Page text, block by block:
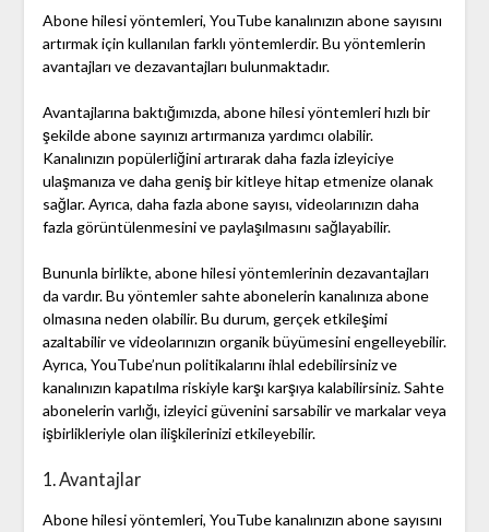
Abone hilesi yöntemleri, YouTube kanalınızın abone sayısını
artırmak için kullanılan farklı yöntemlerdir. Bu yöntemlerin
avantajları ve dezavantajları bulunmaktadır.
Avantajlarına baktığımızda, abone hilesi yöntemleri hızlı bir
şekilde abone sayınızı artırmanıza yardımcı olabilir.
Kanalınızın popülerliğini artırarak daha fazla izleyiciye
ulaşmanıza ve daha geniş bir kitleye hitap etmenize olanak
sağlar. Ayrıca, daha fazla abone sayısı, videolarınızın daha
fazla görüntülenmesini ve paylaşılmasını sağlayabilir.
Bununla birlikte, abone hilesi yöntemlerinin dezavantajları
da vardır. Bu yöntemler sahte abonelerin kanalınıza abone
olmasına neden olabilir. Bu durum, gerçek etkileşimi
azaltabilir ve videolarınızın organik büyümesini engelleyebilir.
Ayrıca, YouTube’nun politikalarını ihlal edebilirsiniz ve
kanalınızın kapatılma riskiyle karşı karşıya kalabilirsiniz. Sahte
abonelerin varlığı, izleyici güvenini sarsabilir ve markalar veya
işbirlikleriyle olan ilişkilerinizi etkileyebilir.
1. Avantajlar
Abone hilesi yöntemleri, YouTube kanalınızın abone sayısını